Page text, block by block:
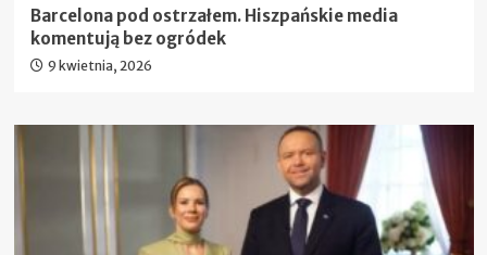
Barcelona pod ostrzałem. Hiszpańskie media
komentują bez ogródek
9 kwietnia, 2026